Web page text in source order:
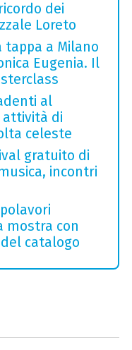
dei
Loreto
tappa a Milano
Eugenia. Il
al
attività di
celeste
gratuito di
incontri
mostra con
catalogo